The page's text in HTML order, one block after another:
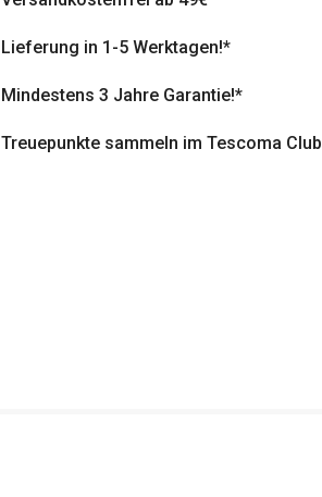
Lieferung in 1-5 Werktagen!*
Mindestens 3 Jahre Garantie!*
Treuepunkte sammeln im Tescoma Club